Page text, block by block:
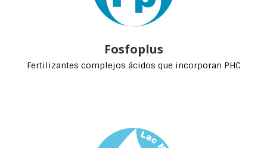
Fosfoplus
Fertilizantes complejos ácidos que incorporan PHC